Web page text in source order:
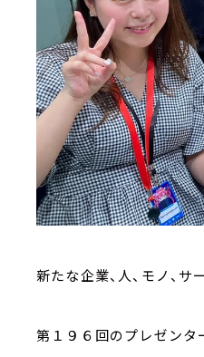
新たな企業、人、モノ、
第１９６回のプレゼンタ